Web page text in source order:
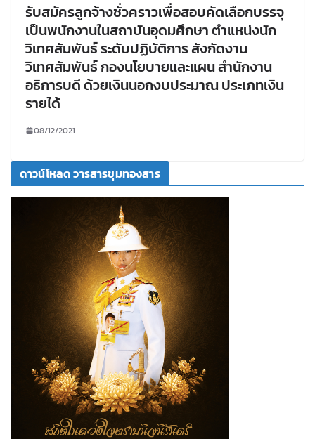
รับสมัครลูกจ้างชั่วคราวเพื่อสอบคัดเลือกบรรจุ
เป็นพนักงานในสถาบันอุดมศึกษา ตำแหน่งนัก
วิเทศสัมพันธ์ ระดับปฏิบัติการ สังกัดงาน
วิเทศสัมพันธ์ กองนโยบายและแผน สำนักงาน
อธิการบดี ด้วยเงินนอกงบประมาณ ประเภทเงิน
รายได้
08/12/2021
ดาวน์โหลด วารสารขุมทองสาร